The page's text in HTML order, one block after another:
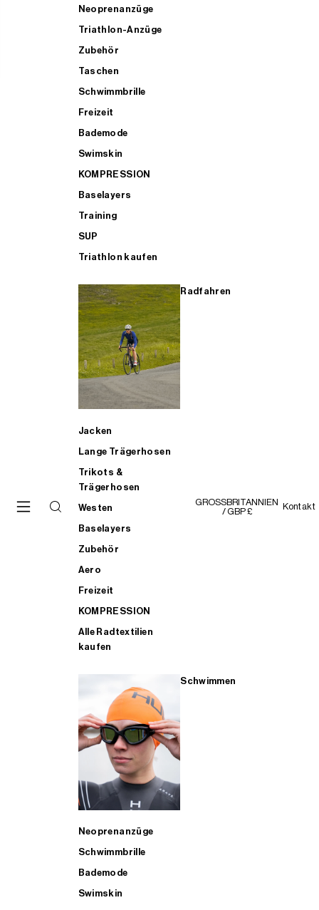
Neoprenanzüge
Triathlon-Anzüge
Zubehör
Taschen
Schwimmbrille
Freizeit
Bademode
Swimskin
KOMPRESSION
Baselayers
Training
SUP
Triathlon kaufen
Radfahren
Jacken
Lange Trägerhosen
Trikots &
Trägerhosen
Westen
Baselayers
Zubehör
Aero
Freizeit
KOMPRESSION
Alle Radtextilien
kaufen
Schwimmen
Neoprenanzüge
Schwimmbrille
Bademode
Swimskin
GROSSBRITANNIEN
/ GBP £
Kontakt